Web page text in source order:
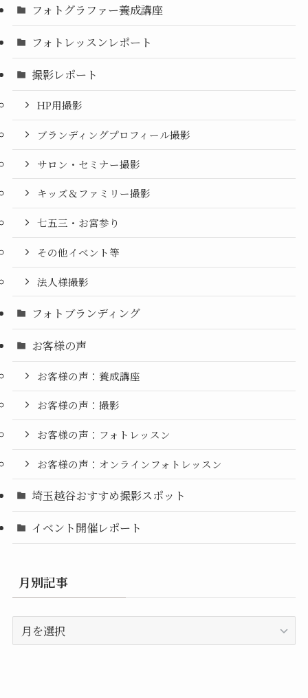
フォトグラファー養成講座
フォトレッスンレポート
撮影レポート
HP用撮影
ブランディングプロフィール撮影
サロン・セミナー撮影
キッズ＆ファミリー撮影
七五三・お宮参り
その他イベント等
法人様撮影
フォトブランディング
お客様の声
お客様の声：養成講座
お客様の声：撮影
お客様の声：フォトレッスン
お客様の声：オンラインフォトレッスン
埼玉越谷おすすめ撮影スポット
イベント開催レポート
月別記事
別